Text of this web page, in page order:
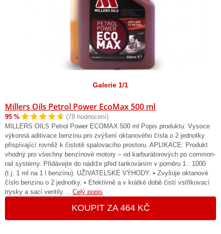
Galerie 1/1
Millers Oils Petrol Power EcoMax 500 ml
95 %
(78 hodnocení)
MILLERS OILS Petrol Power ECOMAX 500 ml Popis produktu: Vysoce
výkonná aditivace benzínu pro zvýšení oktanového čísla o 2 jednotky
přispívající rovněž k čistotě spalovacího prostoru. APLIKACE: Produkt
vhodný pro všechny benzínové motory – od karburátorových po common-
rail systémy. Přidávejte do nádrže před tankováním v poměru 1 : 1000
(t.j. 1 ml na 1 l benzínu). UŽIVATELSKÉ VÝHODY: • Zvyšuje oktanové
číslo benzínu o 2 jednotky. • Efektivně a v krátké době čistí vstřikovací
trysky a sací ventily.... Celý popis
KOUPIT ZA 464 KČ